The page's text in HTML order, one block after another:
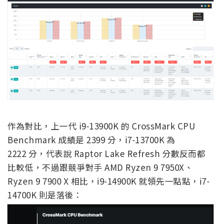
作為對比，上一代 i9-13900K 的 CrossMark CPU
Benchmark 成績是 2399 分，i7-13700K 為
2222 分，代表說 Raptor Lake Refresh 分數反而都
比較低，不過跟競爭對手 AMD Ryzen 9 7950X、
Ryzen 9 7900 X 相比，i9-14900K 就領先一點點，i7-
14700K 則是落後：